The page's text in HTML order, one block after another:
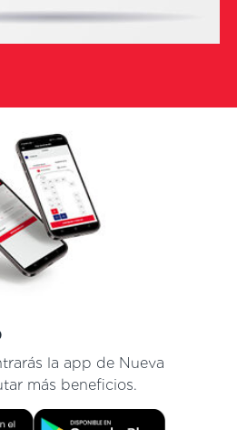
la app de Nueva
más beneficios.